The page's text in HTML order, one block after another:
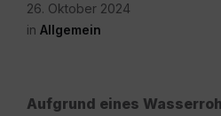
26. Oktober 2024
in Allgemein
Aufgrund eines